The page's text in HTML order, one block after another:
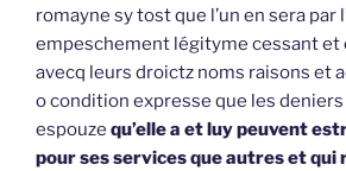
romayne sy tost que l’un en sera par
empeschement légityme cessant et
avecq leurs droictz noms raisons et
o condition expresse que les
espouze qu’elle a et luy peuvent
pour ses services que autres et qui